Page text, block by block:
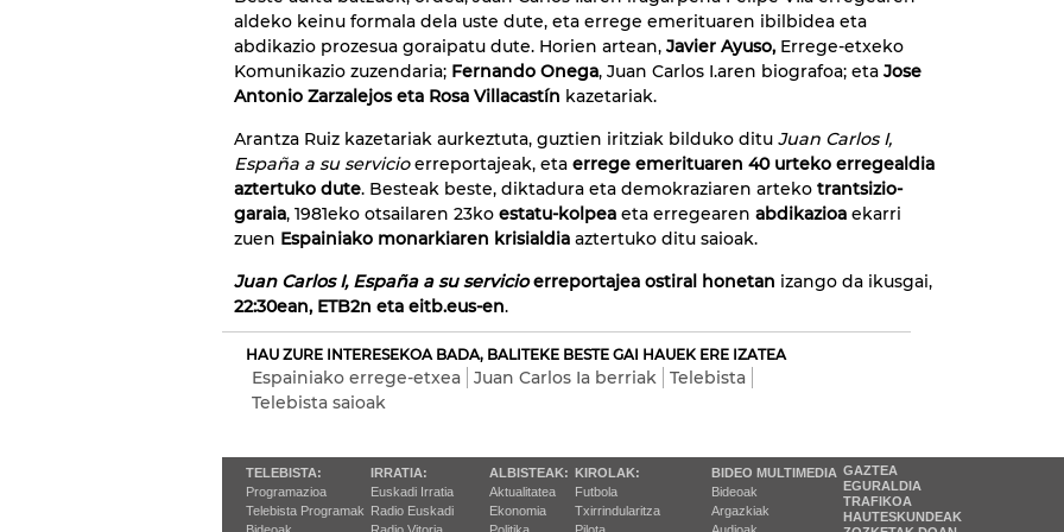
aldeko keinu formala dela uste dute, eta errege emerituaren ibilbidea eta
abdikazio prozesua goraipatu dute. Horien artean, Javier Ayuso, Errege-etxeko
Komunikazio zuzendaria; Fernando Onega, Juan Carlos I.aren biografoa; eta Jose
Antonio Zarzalejos eta Rosa Villacastín kazetariak.
Arantza Ruiz kazetariak aurkeztuta, guztien iritziak bilduko ditu Juan Carlos I,
España a su servicioerreportajeak, eta errege emerituaren 40 urteko erregealdia
aztertuko dute. Besteak beste, diktadura eta demokraziaren arteko trantsizio-
garaia, 1981eko otsailaren 23ko estatu-kolpea eta erregearen abdikazioa ekarri
zuen Espainiako monarkiaren krisialdia aztertuko ditu saioak.
Juan Carlos I, España a su servicioerreportajea ostiral honetan izango da ikusgai,
22:30ean, ETB2n eta eitb.eus-en.
HAU ZURE INTERESEKOA BADA, BALITEKE BESTE GAI HAUEK ERE IZATEA
Espainiako errege-etxea Juan Carlos Ia berriak
Telebista
Telebista saioak
TELEBISTA:
Programazioa
Telebista Programak
IRRATIA:
Euskadi Irratia
Radio Euskadi
ALBISTEAK:
Aktualitatea
Ekonomia
KIROLAK:
Futbola
Txirrindularitza
BIDEO MULTIMEDIA
Bideoak
Argazkiak
GAZTEA
EGURALDIA
TRAFIKOA
HAUTESKUNDEAK